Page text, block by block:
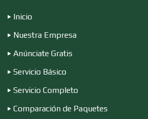
Conferencias Empresariales
Inicio
Nuestra Empresa
Anúnciate Gratis
Servicio Básico
Servicio Completo
Comparación de Paquetes